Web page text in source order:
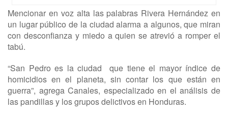
Mencionar en voz alta las palabras Rivera Hernández en
un lugar público de la ciudad alarma a algunos, que miran
con desconfianza y miedo a quien se atrevió a romper el
tabú.
“San Pedro es la ciudad que tiene el mayor índice de
homicidios en el planeta, sin contar los que están en
guerra”, agrega Canales, especializado en el análisis de
las pandillas y los grupos delictivos en Honduras.